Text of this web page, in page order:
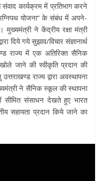
कार्यक्रम में प्रतिभाग करने
योजना“ के संबंध में अपने-
ने केंद्रीय रक्षा मंत्री
दिये गये सुझाव/विचार संज्ञानार्थ
राज्य में एक अतिरिक्त सैनिक
जाने की स्वीकृति प्रदान की
राज्य द्वारा अवस्थापना
ने सैनिक स्कूल की स्थापना
सीमित संसाधन देखते हुए भारत
सहायता प्रदान किये जाने का